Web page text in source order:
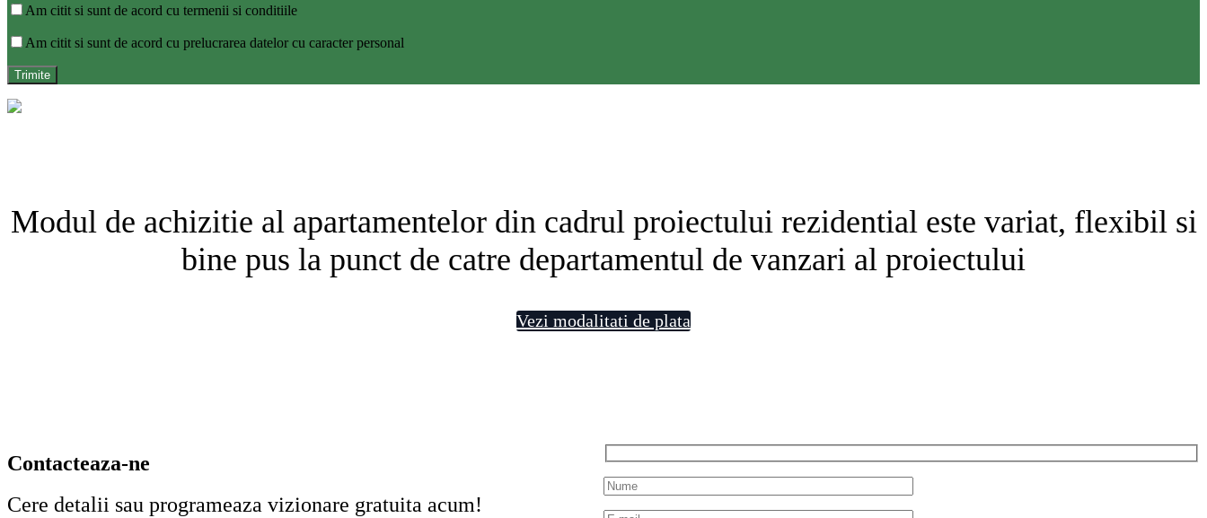
Am citit si sunt de acord cu termenii si conditiile
Am citit si sunt de acord cu prelucrarea datelor cu caracter personal
Modul de achizitie al apartamentelor din cadrul proiectului rezidential este variat, flexibil si
bine pus la punct de catre departamentul de vanzari al proiectului
Vezi modalitati de plata
Contacteaza-ne
Cere detalii sau programeaza vizionare gratuita acum!